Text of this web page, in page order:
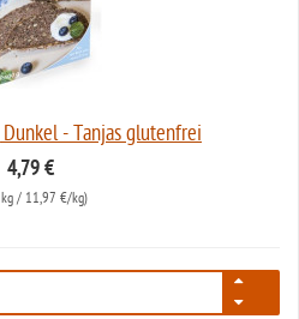
- Tanjas glutenfrei
4,79 €
/ 11,97 €/kg)
6194